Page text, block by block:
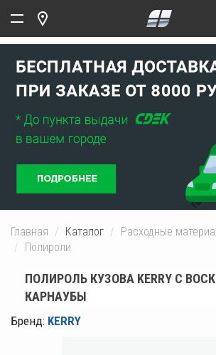
Главная Каталог Расходные
Полироли
ПОЛИРОЛЬ КУЗОВА KERRY С
КАРНАУБЫ
Бренд: KERRY